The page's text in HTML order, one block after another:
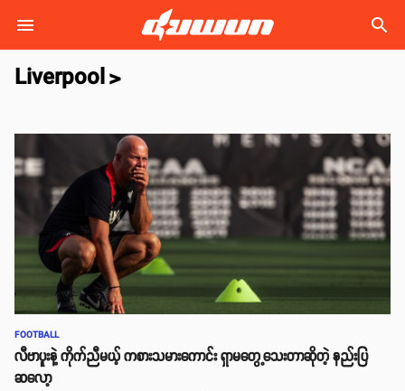
search
Liverpool>
FOOTBALL
လီဗာပူးနဲ့ ကိုက်ညီမယ့် ကစားသမားကောင်း ရှာမတွေ့သေးတာဆိုတဲ့ နည်းပြ
ဆလော့